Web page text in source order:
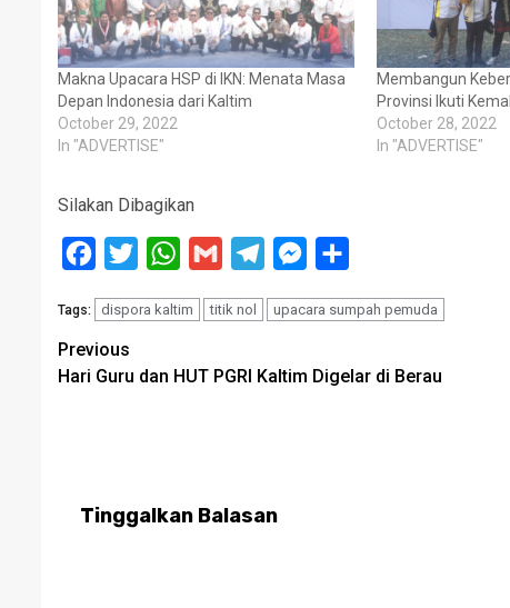
Makna Upacara HSP di IKN: Menata Masa
Depan Indonesia dari Kaltim
October 29, 2022
In "ADVERTISE"
Membangun
Provinsi Ikuti
October 28, 2022
In "ADVERTISE"
Silakan Dibagikan
Facebook
Twitter WhatsApp
Gmail TelegramMessenger
Tags: dispora kaltim titik nol upacara sumpah pemuda
Post
navigation
Previous
Hari Guru dan HUT PGRI Kaltim Digelar di Berau
Tinggalkan Balasan